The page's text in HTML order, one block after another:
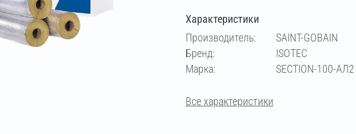
219
Характеристики
Производитель:
SAINT-GOBAIN
Бренд:
ISOTEC
Марка:
SECTION-100-АЛ2
Все характеристики